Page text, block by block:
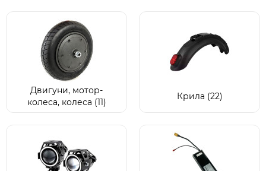
Двигуни, мотор-
колеса, колеса (11)
Крила (22)